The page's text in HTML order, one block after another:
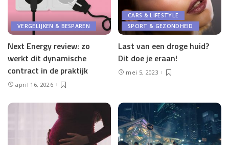
VERGELIJKEN & BESPAREN
Next Energy review: zo
werkt dit dynamische
contract in de praktijk
april 16, 2026
CARS & LIFESTYLE
SPORT & GEZONDHEID
Last van een droge huid?
Dit doe je eraan!
mei 5, 2023